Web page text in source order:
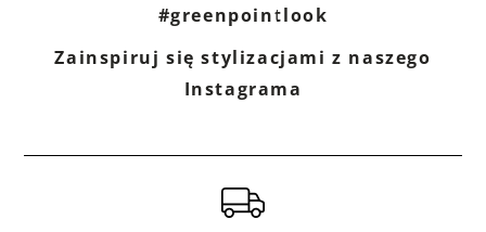
#greenpointlook
Zainspiruj się stylizacjami z naszego
Instagrama